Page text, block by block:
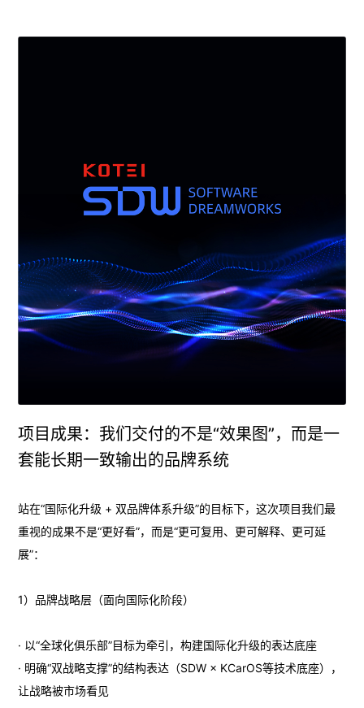
项目成果：我们交付的不是“效果图”，而是一
套能长期一致输出的品牌系统
站在“国际化升级 + 双品牌体系升级”的目标下，这次项目我们最
重视的成果不是“更好看”，而是“更可复用、更可解释、更可延
展”：
1）品牌战略层（面向国际化阶段）
· 以“全球化俱乐部”目标为牵引，构建国际化升级的表达底座
· 明确“双战略支撑”的结构表达（SDW × KCarOS等技术底座），
让战略被市场看见